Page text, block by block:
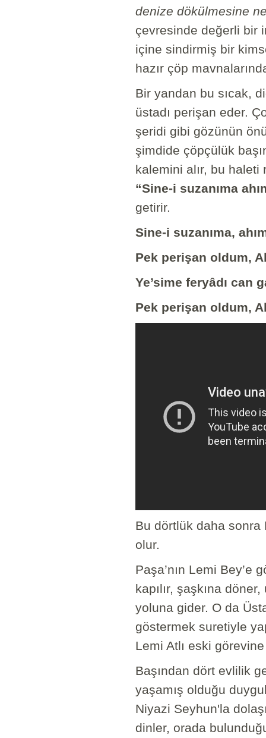
denize dökülmesine
çevresinde değerli bir
içine sindirmiş bir
hazır çöp
Bir yandan bu sıcak,
üstadı perişan eder.
şeridi gibi gözünün
şimdide çöpçülük
kalemini alır, bu haleti
“Sine-i suzanıma
getirir.
Sine-i suzanıma,
Pek perişan oldum,
Ye’sime feryâdı can
Pek perişan oldum,
Bu dörtlük daha sonra
olur.
Paşa’nın Lemi Bey’e
kapılır, şaşkına
yoluna gider. O da
göstermek suretiyle
Lemi Atlı eski
Başından dört evlilik
yaşamış olduğu
Niyazi Seyhun'la
dinler, orada